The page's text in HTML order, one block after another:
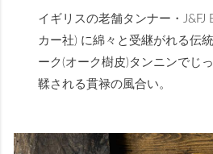
イギリスの老舗タンナー・J&FJ
カー社) に綿々と受継がれる伝
ーク(オーク樹皮)タンニンでじ
鞣される貫禄の風合い。